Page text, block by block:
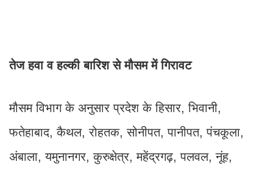
तेज हवा व हल्की बारिश से मौसम में गिरावट
मौसम विभाग के अनुसार प्रदेश के हिसार, भिवानी,
फतेहाबाद, कैथल, रोहतक, सोनीपत, पानीपत, पंचकूला,
अंबाला, यमुनानगर, कुरुक्षेत्र, महेंद्रगढ़, पलवल, नूंह,